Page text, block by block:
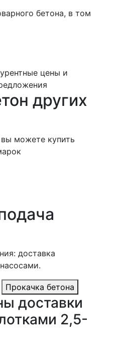
бетона, в том
цены и
других
можете купить
доставка
Прокачка бетона
доставки
2,5-